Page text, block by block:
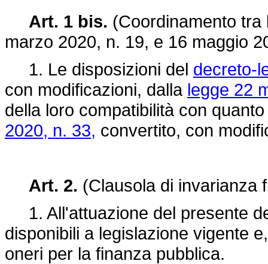
Art. 1 bis. (Coordinamento
marzo 2020, n. 19, e 16 maggio
1. Le disposizioni del decreto-
con modificazioni, dalla legge 22
della loro compatibilità con
2020, n. 33, convertito, con
Art. 2. (Clausola di invarianza
1. All'attuazione del presente
disponibili a legislazione vigente
oneri per la finanza pubblica.